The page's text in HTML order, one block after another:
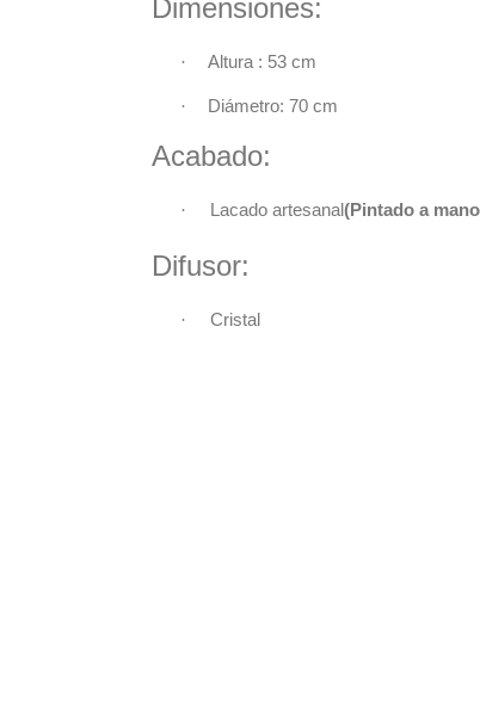
· Altura : 53
· Diámetro: 70 cm
Acabado:
· Lacado artesanal(Pintado a
Difusor:
· Cristal